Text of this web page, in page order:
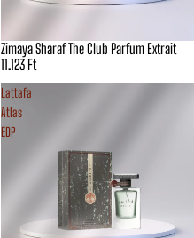
Zimaya Sharaf The Club Parfum Extrait
11.123 Ft
Lattafa
Atlas
EDP